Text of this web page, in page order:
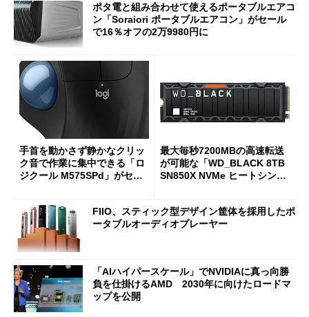
ポタ電と組み合わせて使えるポータブルエアコ
ン「Soraiori ポータブルエアコン」がセール
で16％オフの2万9980円に
手首を動かさず静かなクリッ
ク音で作業に集中できる「ロ
ジクール M575SPd」がセー
最大毎秒7200MBの高速転送
が可能な「WD_BLACK 8TB
SN850X NVMe ヒートシンク
FIIO、スティック型デザイン筐体を採用したポ
ータブルオーディオプレーヤー
「AIハイパースケール」でNVIDIAに真っ向勝
負を仕掛けるAMD 2030年に向けたロードマ
ップを公開